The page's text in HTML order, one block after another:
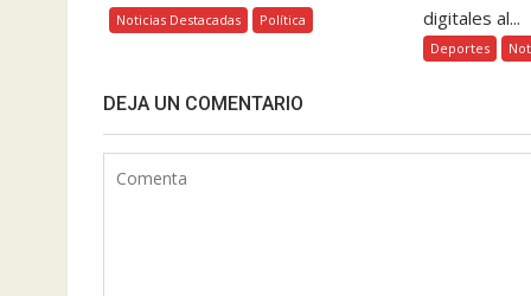
Noticias Destacadas Política
digitales al...
Deportes
DEJA UN COMENTARIO